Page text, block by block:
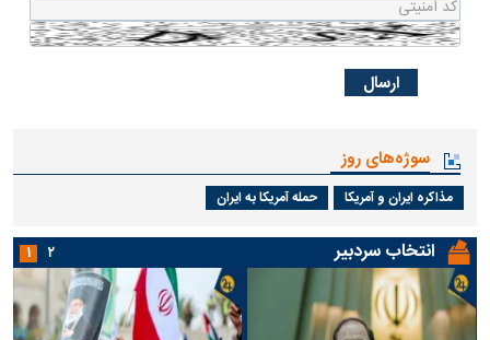
سوژه‌های روز
مذاکره ایران و آمریکا حمله آمریکا به ایران
انتخاب سردبیر ۱ ۲